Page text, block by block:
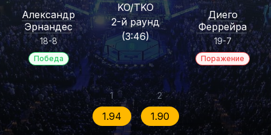
Александр
Эрнандес
18-8
Победа
KO/TKO
2-й раунд
(3:46)
Диего
Феррейра
19-7
Поражение
1
1.94
2
1.90